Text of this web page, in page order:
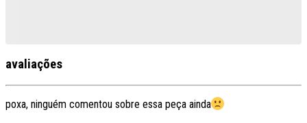
avaliações
poxa, ninguém comentou sobre essa peça ainda